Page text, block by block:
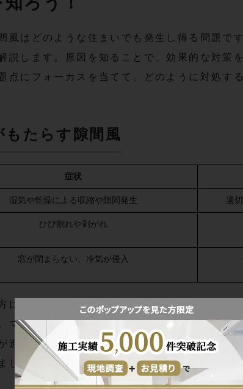
風はどのような住まいでも発生し得る問題で
説します。原因を知ることで、効果的な対策
点にフォーカスを当てて、どのように対処す
もたらす隙間風
症状
湿気や乾燥による収縮や隙間発生 適
ひび割れや剥がれ
窓が閉まらない、冷気が侵入
には、冬場に特に気になる隙間風があります
マンションの窓は一般的にサッシが使用され
進みます。窓の枠やガラス部分がどのように
しょう。